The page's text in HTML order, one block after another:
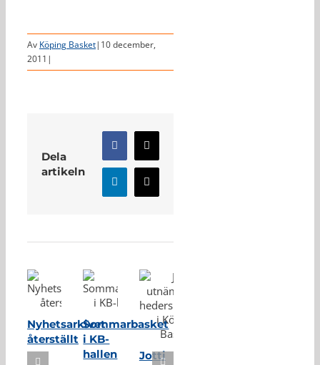
Av Köping Basket| 10 december,
2011 |
Dela
artikeln
Facebook
X
LinkedInE-
post
Nyhetsarkivet
återställt
Sommarbasket
i KB-
hallen
Jotti